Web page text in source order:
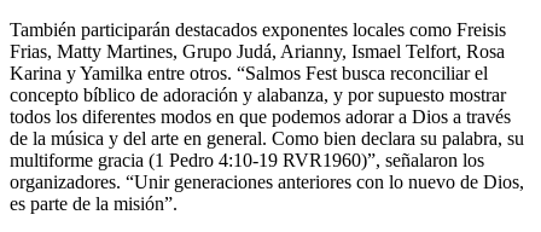
También participarán destacados exponentes locales como Freisis
Frias, Matty Martines, Grupo Judá, Arianny, Ismael Telfort, Rosa
Karina y Yamilka entre otros. “Salmos Fest busca reconciliar el
concepto bíblico de adoración y alabanza, y por supuesto mostrar
todos los diferentes modos en que podemos adorar a Dios a través
de la música y del arte en general. Como bien declara su palabra, su
multiforme gracia (1 Pedro 4:10-19 RVR1960)”, señalaron los
organizadores. “Unir generaciones anteriores con lo nuevo de Dios,
es parte de la misión”.